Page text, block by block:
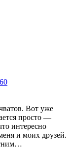
Вот уже
просто —
интересно
и моих друзей.